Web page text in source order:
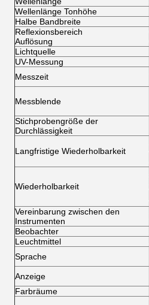
Wellenlänge Tonhöhe
Halbe Bandbreite
Reflexionsbereich
Auflösung
Lichtquelle
UV-Messung
Messzeit
Messblende
Stichprobengröße der
Durchlässigkeit
Langfristige Wiederholbarkeit
Wiederholbarkeit
Vereinbarung zwischen den
Instrumenten
Beobachter
Leuchtmittel
Sprache
Anzeige
Farbräume